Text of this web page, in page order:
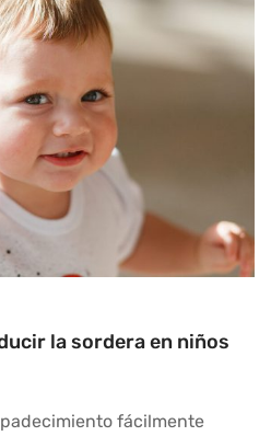
la sordera en niños
fácilmente